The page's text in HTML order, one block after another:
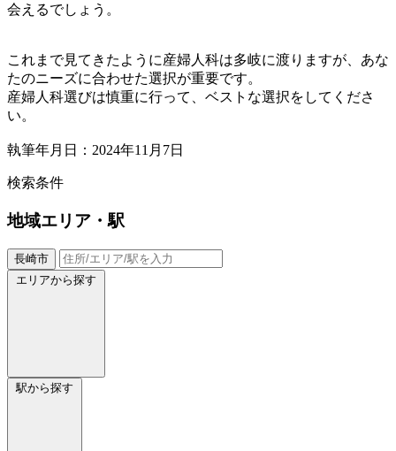
会えるでしょう。
これまで見てきたように産婦人科は多岐に渡りますが、あな
たのニーズに合わせた選択が重要です。
産婦人科選びは慎重に行って、ベストな選択をしてくださ
い。
執筆年月日：2024年11月7日
検索条件
地域エリア・駅
長崎市
エリアから探す
駅から探す